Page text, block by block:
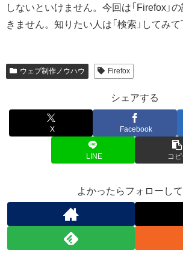
しないといけません。今回は「Firefox」
きません。知りたい人は「検索」してみて
ウェブ制作ノウハウ Firefox
シェアする
X Facebook
LINE コピ
よかったらフォローし